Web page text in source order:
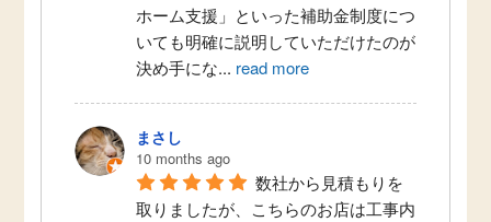
ホーム支援」といった補助金制度につ
いても明確に説明していただけたのが
決め手にな... read more
まさし
10 months ago
数社から見積もりを
取りましたが、こちらのお店は工事内